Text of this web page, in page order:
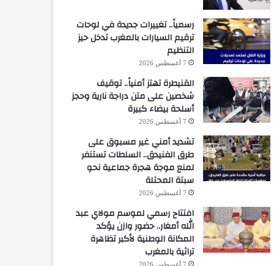
رسمياً.. تغييرات جديدة في لوحات
ترقيم السيارات بالمغرب تدخل حيز
التنظيم
7 أغسطس 2026
القنيطرة تهتز أمنياً.. توقيف
شخصين على متن دراجة نارية وحجز
أسلحة بيضاء كبيرة
7 أغسطس 2026
تشديد أمني غير مسبوق على
طرق الفنيدق.. السلطات تستنفر
لمنع موجة هجرة جماعية نحو
سبتة المحتلة
7 أغسطس 2026
افتتاح رسمي لموسم مولاي عبد
الله أمغار.. حضور وازن يؤكد
المكانة الوطنية لأكبر تظاهرة
تراثية بالمغرب
7 أغسطس 2026